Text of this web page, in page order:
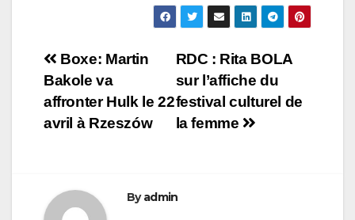
Navigation
de
l’article
RDC : Rita BOLA
sur l’affiche du
festival culturel de
la femme
Boxe: Martin
Bakole va
affronter Hulk le 22
avril à Rzeszów
Byadmin